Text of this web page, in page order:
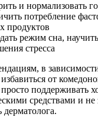
и нормализовать
потребление
продуктов
режим сна,
стресса
в
от
поддерживать
средствами и не
дерматолога.